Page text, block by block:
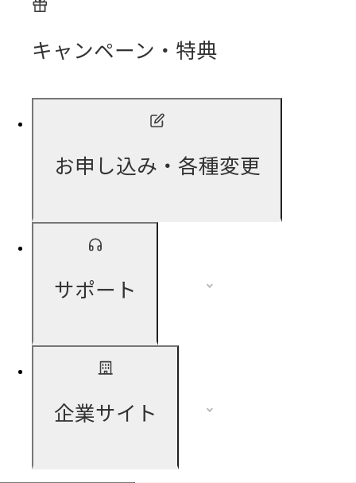
キャンペーン・特典
お申し込み・各種変更
サポート
企業サイト